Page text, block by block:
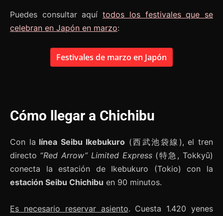
Puedes consultar aquítodos los festivales que se
celebran en Japón en marzo:
Festivales de marzo en Japón
Cómo llegar a Chichibu
Con la línea Seibu Ikebukuro (西武池袋線), el tren
directo “Red Arrow” Limited Express(特急, Tokkyū)
conecta la estación de Ikebukuro (Tokio) con la
estación Seibu Chichibu en 90 minutos.
Es necesario reservar asiento. Cuesta 1.420 yenes